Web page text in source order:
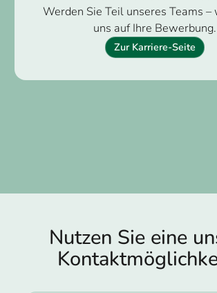
Werden Sie Teil unseres Teams –
uns auf Ihre Bewerbung.
Zur Karriere-Seite
Nutzen Sie eine